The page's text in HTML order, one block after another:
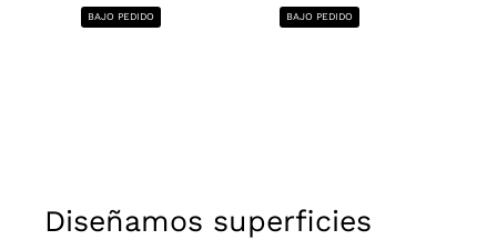
BAJO PEDIDO BAJO PEDIDO
Diseñamos superficies